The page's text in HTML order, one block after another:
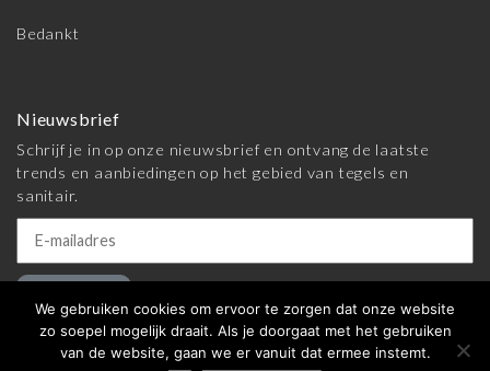
Bedankt
Nieuwsbrief
Schrijf je in op onze nieuwsbrief en ontvang de laatste
trends en aanbiedingen op het gebied van tegels en
sanitair.
© 2026 Meijer Tegels & Sanitair |Algemene voorwaarden
We gebruiken cookies om ervoor te zorgen dat onze website
zo soepel mogelijk draait. Als je doorgaat met het gebruiken
van de website, gaan we er vanuit dat ermee instemt.